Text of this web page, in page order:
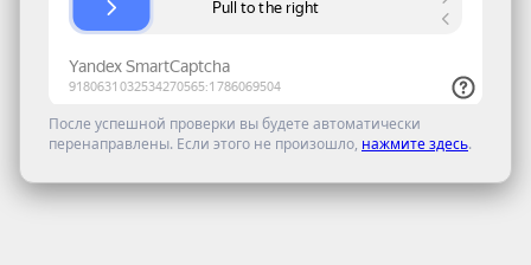
После успешной проверки вы будете автоматически
перенаправлены. Если этого не произошло, нажмите здесь.